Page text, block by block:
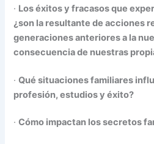
· Los éxitos y fracasos que
¿son la resultante de acciones
generaciones anteriores a la
consecuencia de nuestras
·Qué situaciones familiares
profesión, estudios y éxito?
·Cómo impactan los secretos